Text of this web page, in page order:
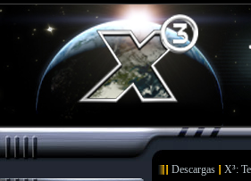
Descargas X³: